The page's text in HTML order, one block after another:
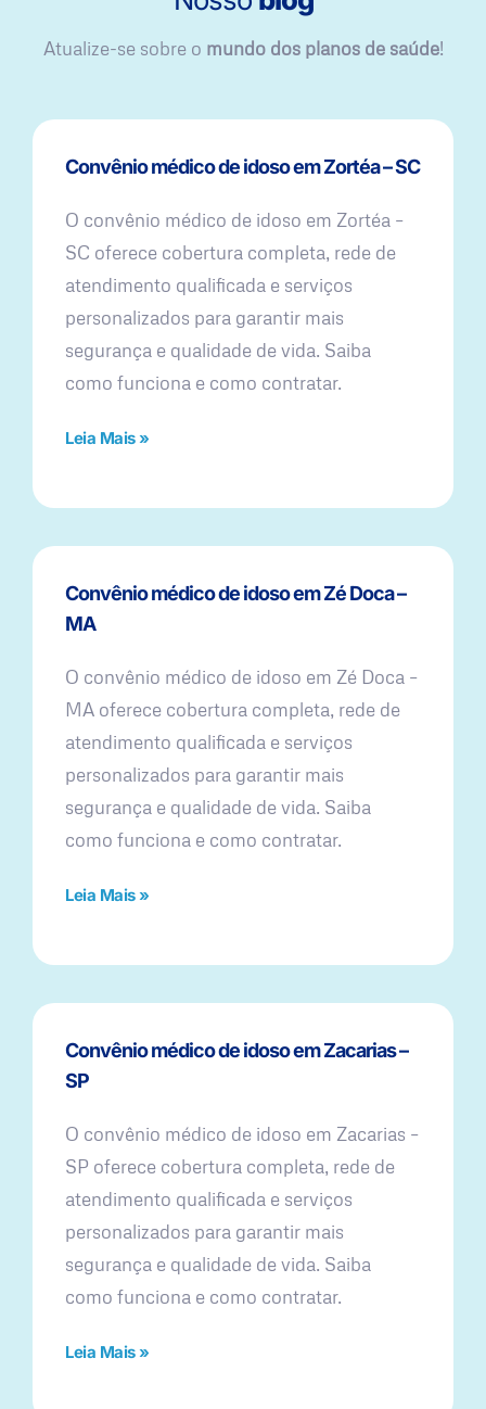
Atualize-se sobre o mundo dos planos de saúde!
Convênio médico de idoso em Zortéa – SC
O convênio médico de idoso em Zortéa –
SC oferece cobertura completa, rede de
atendimento qualificada e serviços
personalizados para garantir mais
segurança e qualidade de vida. Saiba
como funciona e como contratar.
Leia Mais »
Convênio médico de idoso em Zé Doca –
MA
O convênio médico de idoso em Zé Doca –
MA oferece cobertura completa, rede de
atendimento qualificada e serviços
personalizados para garantir mais
segurança e qualidade de vida. Saiba
como funciona e como contratar.
Leia Mais »
Convênio médico de idoso em Zacarias –
SP
O convênio médico de idoso em Zacarias –
SP oferece cobertura completa, rede de
atendimento qualificada e serviços
personalizados para garantir mais
segurança e qualidade de vida. Saiba
como funciona e como contratar.
Leia Mais »